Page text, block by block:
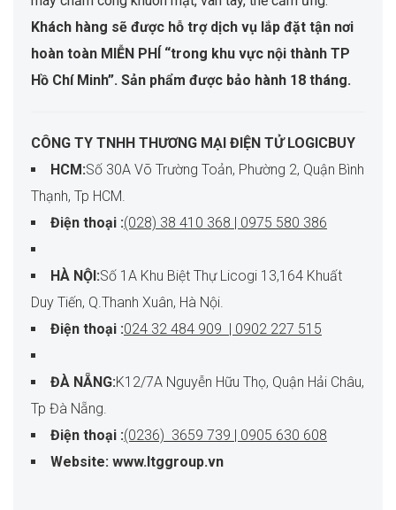
Khách hàng sẽ được hỗ trợ dịch vụ lắp đặt tận nơi
hoàn toàn MIỄN PHÍ “trong khu vực nội thành TP
Hồ Chí Minh”. Sản phẩm được bảo hành 18 tháng.
CÔNG TY TNHH THƯƠNG MẠI ĐIỆN TỬ LOGICBUY
HCM:Số 30A Võ Trường Toản, Phường 2, Quận Bình
Thạnh, Tp HCM.
Điện thoại :(028) 38 410 368 | 0975 580 386
HÀ NỘI:Số 1A Khu Biệt Thự Licogi 13,164 Khuất
Duy Tiến, Q.Thanh Xuân, Hà Nội.
Điện thoại :024 32 484 909 | 0902 227 515
ĐÀ NẴNG:K12/7A Nguyễn Hữu Thọ, Quận Hải Châu,
Tp Đà Nẵng.
Điện thoại :(0236) 3659 739 | 0905 630 608
Website: www.ltggroup.vn